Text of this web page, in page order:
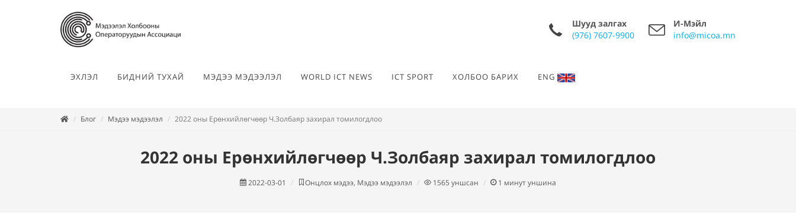
Шууд залгах
(976) 7607-9900
И-Мэйл
info@micoa.mn
ЭХЛЭЛ БИДНИЙ ТУХАЙ МЭДЭЭ МЭДЭЭЛЭЛ WORLD ICT NEWS ICT SPORT ХОЛБОО БАРИХ ENG
Блог Мэдээ мэдээлэл 2022 оны Ерөнхийлөгчөөр Ч.Золбаяр захирал томилогдлоо
2022 оны Ерөнхийлөгчөөр Ч.Золбаяр захирал томилогдлоо
2022-03-01 Онцлох мэдээ, Мэдээ мэдээлэл 1565 уншсан 1 минут уншина